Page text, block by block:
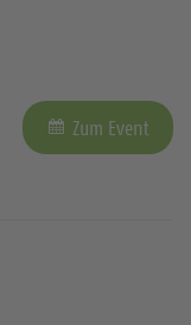
Zum Event